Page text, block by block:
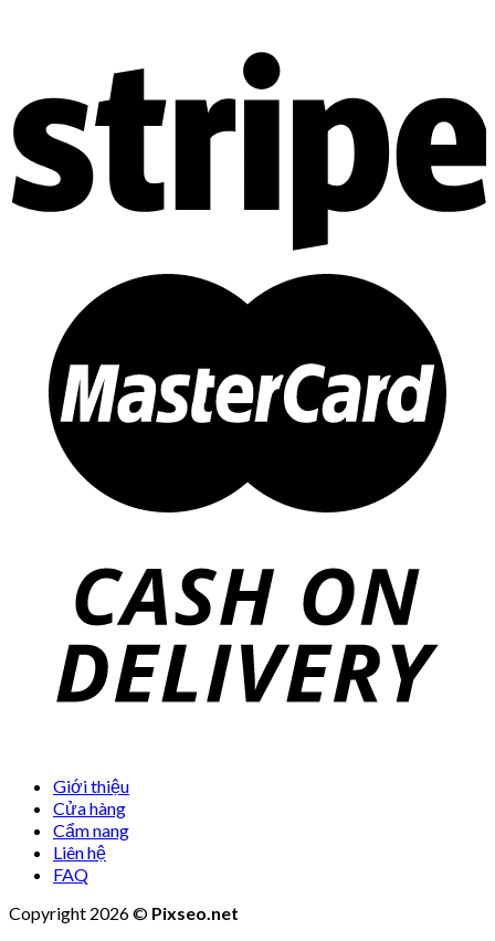
Giới thiệu
Cửa hàng
Cẩm nang
Liên hệ
FAQ
Copyright 2026 © Pixseo.net